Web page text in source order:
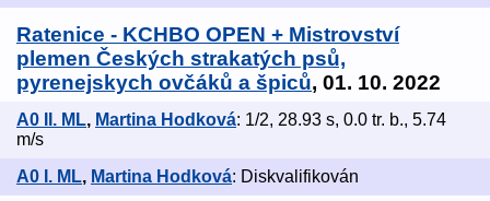
Ratenice - KCHBO OPEN + Mistrovství
plemen Českých strakatých psů,
pyrenejskych ovčáků a špiců, 01. 10. 2022
A0 II. ML, Martina Hodková: 1/2, 28.93 s, 0.0 tr. b., 5.74
m/s
A0 I. ML, Martina Hodková: Diskvalifikován